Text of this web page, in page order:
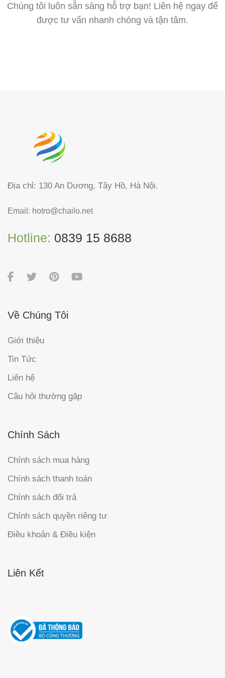
Chúng tôi luôn sẵn sàng hỗ trợ bạn! Liên hệ ngay để
được tư vấn nhanh chóng và tận tâm.
Địa chỉ: 130 An Dương, Tây Hồ, Hà Nội.
Email: hotro@chailo.net
Hotline: 0839 15 8688
Về Chúng Tôi
Giới thiệu
Tin Tức
Liên hệ
Câu hỏi thường gặp
Chính Sách
Chính sách mua hàng
Chính sách thanh toán
Chính sách đổi trả
Chính sách quyền riêng tư
Điều khoản & Điều kiện
Liên Kết